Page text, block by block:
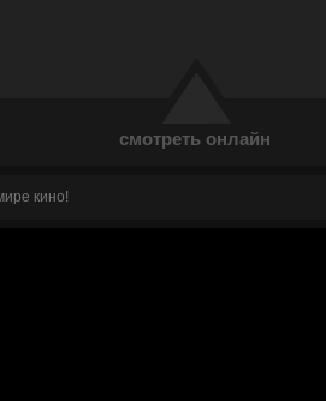
смотреть онлайн
кино!